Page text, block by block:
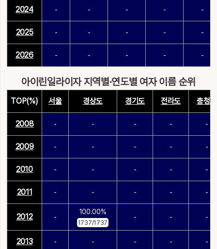
2024 - - - - -
2025 - - - - -
2026 - - - - -
아이린일라이자 지역별·연도별 여자 이름 순위
TOP(%) 서울 경상도 경기도 전라도 충청도
2008 - - - - -
2009 - - - - -
2010 - - - - -
2011 - - - - -
2012 -
100.00%
1737/1737
- - -
2013 - - - - -